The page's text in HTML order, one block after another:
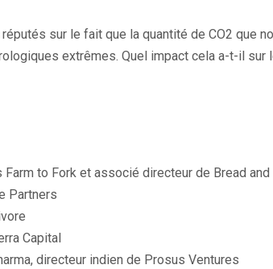
e
d
sur le fait que la quantité de CO2 que
extrêmes. Quel impact cela a-t-il sur
to Fork et associé directeur de Bread
Partners
Capital
directeur indien de Prosus Ventures